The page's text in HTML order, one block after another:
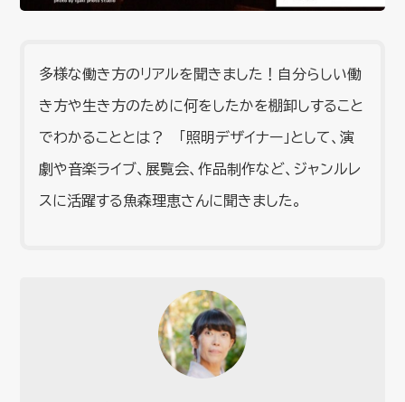
多様な働き方のリアルを聞きました！自分らしい働
き方や生き方のために何をしたかを棚卸しすること
でわかることとは？ 「照明デザイナー」として、演
劇や音楽ライブ、展覧会、作品制作など、ジャンルレ
スに活躍する魚森理恵さんに聞きました。